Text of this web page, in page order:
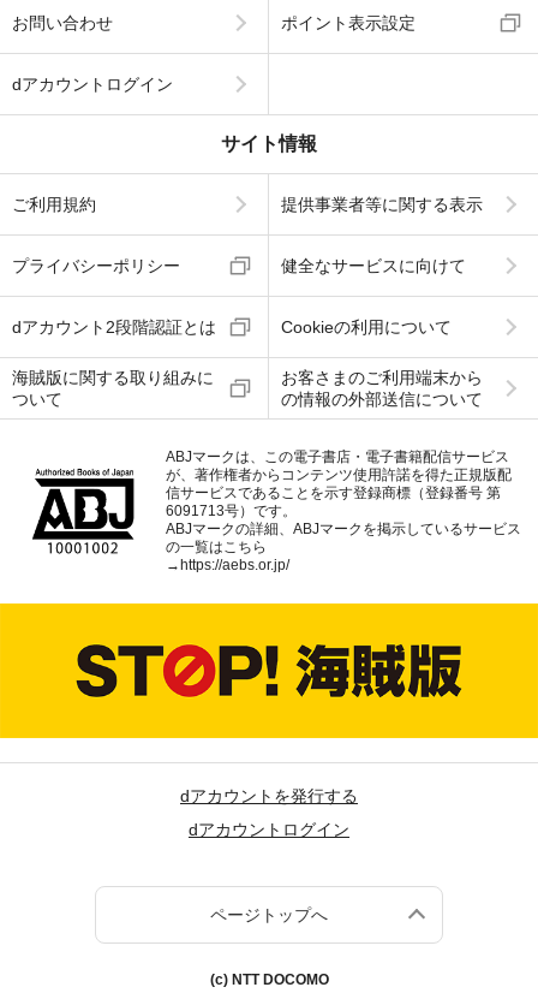
お問い合わせ ポイント表示設定
dアカウントログイン
サイト情報
ご利用規約 提供事業者等に関する表示
プライバシーポリシー 健全なサービスに向けて
dアカウント2段階認証とは Cookieの利用について
海賊版に関する取り組みに
ついて
お客さまのご利用端末から
の情報の外部送信について
ABJマークは、この電子書店・電子書籍配信サービス
が、著作権者からコンテンツ使用許諾を得た正規版配
信サービスであることを示す登録商標（登録番号 第
6091713号）です。
ABJマークの詳細、ABJマークを掲示しているサービス
の一覧はこちら
→https://aebs.or.jp/
dアカウントを発行する
dアカウントログイン
ページトップへ
(c) NTT DOCOMO